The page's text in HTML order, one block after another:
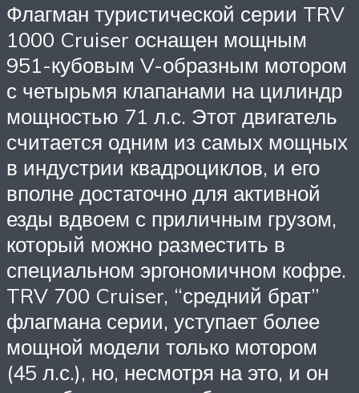
Флагман туристической серии TRV
1000 Cruiser оснащен мощным
951-кубовым V-образным мотором
с четырьмя клапанами на цилиндр
мощностью 71 л.с. Этот двигатель
считается одним из самых мощных
в индустрии квадроциклов, и его
вполне достаточно для активной
езды вдвоем с приличным грузом,
который можно разместить в
специальном эргономичном кофре.
TRV 700 Cruiser, “средний брат”
флагмана серии, уступает более
мощной модели только мотором
(45 л.с.), но, несмотря на это, и он